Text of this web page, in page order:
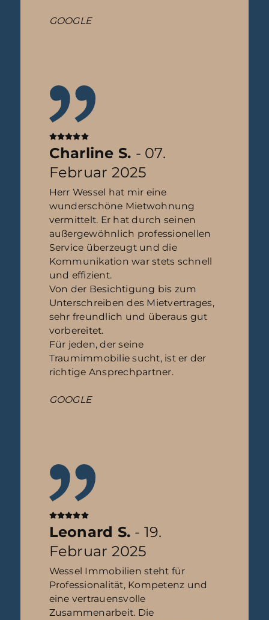
GOOGLE
Charline S. - 07.
Februar 2025
Herr Wessel hat mir eine
wunderschöne Mietwohnung
vermittelt. Er hat durch seinen
außergewöhnlich professionellen
Service überzeugt und die
Kommunikation war stets schnell
und effizient.
Von der Besichtigung bis zum
Unterschreiben des Mietvertrages,
sehr freundlich und überaus gut
vorbereitet.
Für jeden, der seine
Traumimmobilie sucht, ist er der
richtige Ansprechpartner.
GOOGLE
Leonard S. - 19.
Februar 2025
Wessel Immobilien steht für
Professionalität, Kompetenz und
eine vertrauensvolle
Zusammenarbeit. Die